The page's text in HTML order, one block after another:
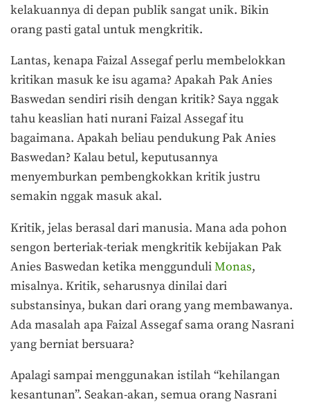
kelakuannya di depan publik sangat unik. Bikin
orang pasti gatal untuk mengkritik.
Lantas, kenapa Faizal Assegaf perlu membelokkan
kritikan masuk ke isu agama? Apakah Pak Anies
Baswedan sendiri risih dengan kritik? Saya nggak
tahu keaslian hati nurani Faizal Assegaf itu
bagaimana. Apakah beliau pendukung Pak Anies
Baswedan? Kalau betul, keputusannya
menyemburkan pembengkokkan kritik justru
semakin nggak masuk akal.
Kritik, jelas berasal dari manusia. Mana ada pohon
sengon berteriak-teriak mengkritik kebijakan Pak
Anies Baswedan ketika menggunduliMonas,
misalnya. Kritik, seharusnya dinilai dari
substansinya, bukan dari orang yang membawanya.
Ada masalah apa Faizal Assegaf sama orang Nasrani
yang berniat bersuara?
Apalagi sampai menggunakan istilah “kehilangan
kesantunan”. Seakan-akan, semua orang Nasrani